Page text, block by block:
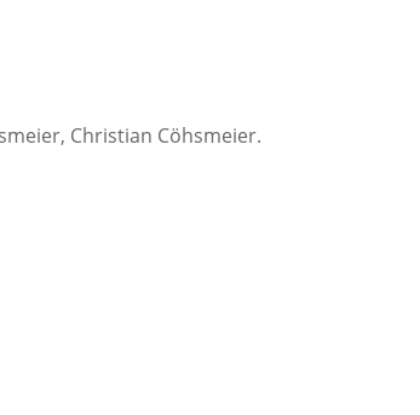
Christian Cöhsmeier.